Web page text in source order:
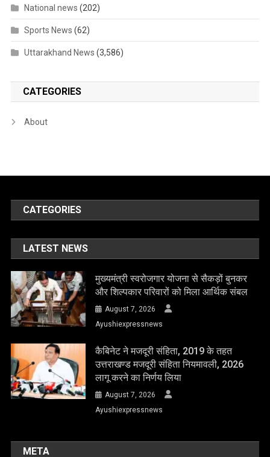
National news (202)
Sports News (62)
Uttarakhand News (3,586)
CATEGORIES
About
CATEGORIES
LATEST NEWS
मुख्यमंत्री स्वरोजगार योजना से सैकड़ों बुनकर
और शिल्पकार परिवारों को मिला आर्थिक संबल
August 7, 2026
Ayushiexpressnews
कैबिनेट ने मजदूरी संहिता, 2019 के तहत
उत्तराखण्ड मजदूरी संहिता नियमावली, 2026
लागू करने का निर्णय लिया
August 7, 2026
Ayushiexpressnews
META